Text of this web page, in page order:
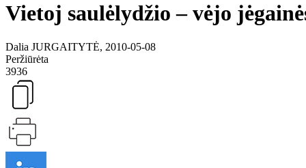
Vietoj saulėlydžio – vėjo
Dalia JURGAITYTĖ, 2010-05-08
Peržiūrėta
3936